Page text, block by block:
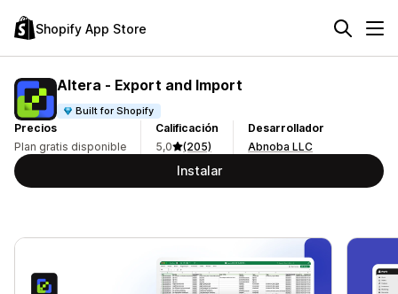
Shopify App Store
Altera ‑ Export and Import
Built for Shopify
Precios
Plan gratis disponible
Calificación
5,0
(205)
Desarrollador
Abnoba LLC
Instalar